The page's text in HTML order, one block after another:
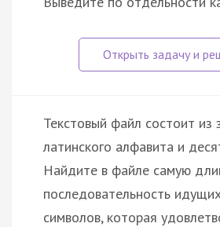
Текстовый файл состоит из
латинского алфавита и
Найдите в файле самую
последовательность
символов, которая